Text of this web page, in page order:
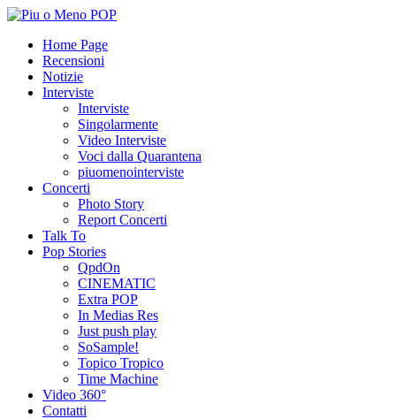
Home Page
Recensioni
Notizie
Interviste
Interviste
Singolarmente
Video Interviste
Voci dalla Quarantena
piuomenointerviste
Concerti
Photo Story
Report Concerti
Talk To
Pop Stories
QpdOn
CINEMATIC
Extra POP
In Medias Res
Just push play
SoSample!
Topico Tropico
Time Machine
Video 360°
Contatti